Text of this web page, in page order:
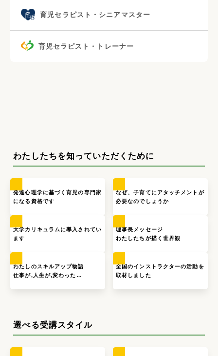
育児セラピスト・シニアマスター
育児セラピスト・トレーナー
わたしたちを知っていただくために
発達心理学に基づく育児の専門家
になる資格です
なぜ、子育てにアタッチメントが
必要なのでしょうか
大学カリキュラムに導入されてい
ます
理事長メッセージ
わたしたちが描く世界観
わたしのスキルアップ物語
仕事が,人生が,変わった…
全国のインストラクターの活動を
取材しました
選べる受講スタイル